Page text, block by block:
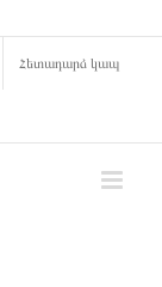
Հետադարձ կապ